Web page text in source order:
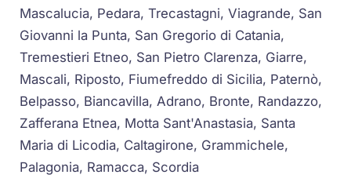
Mascalucia, Pedara, Trecastagni, Viagrande, San
Giovanni la Punta, San Gregorio di Catania,
Tremestieri Etneo, San Pietro Clarenza, Giarre,
Mascali, Riposto, Fiumefreddo di Sicilia, Paternò,
Belpasso, Biancavilla, Adrano, Bronte, Randazzo,
Zafferana Etnea, Motta Sant'Anastasia, Santa
Maria di Licodia, Caltagirone, Grammichele,
Palagonia, Ramacca, Scordia